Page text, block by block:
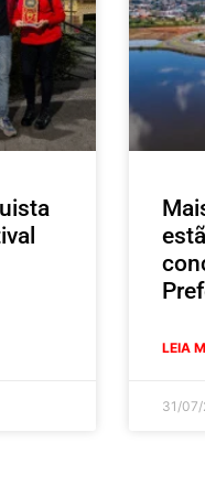
LEIA
31/